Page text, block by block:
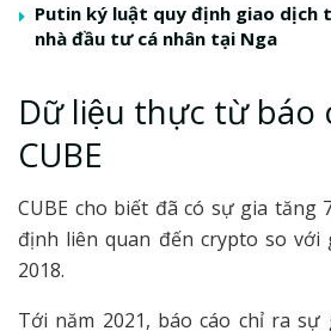
Putin ký luật quy định giao dịch
nhà đầu tư cá nhân tại Nga
Dữ liệu thực từ báo
CUBE
CUBE cho biết đã có sự gia tăng
định liên quan đến crypto so với
2018.
Tới năm 2021, báo cáo chỉ ra